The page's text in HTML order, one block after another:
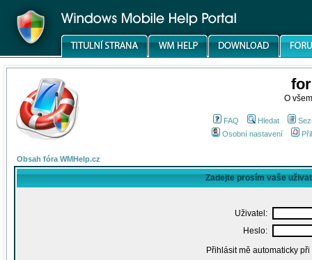
O
FAQ Hledat
Osobní nastavení
Obsah fóra WMHelp.cz
Zadejte prosím vaše
Uživatel:
Heslo:
Přihlásit mě automaticky